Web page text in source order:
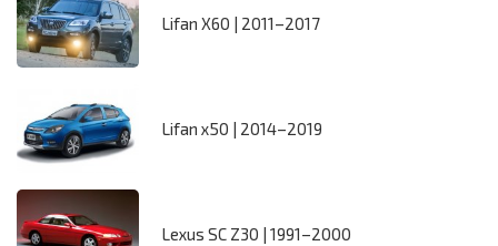
Lifan X60 | 2011–2017
Lifan x50 | 2014–2019
Lexus SC Z30 | 1991–2000